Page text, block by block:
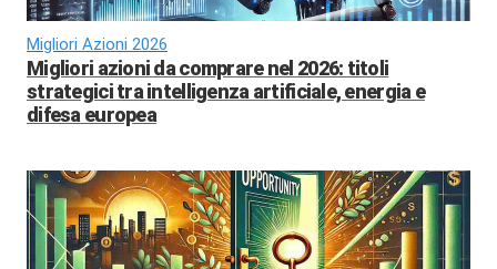
Migliori Azioni 2026
Migliori azioni da comprare nel 2026: titoli
strategici tra intelligenza artificiale, energia e
difesa europea